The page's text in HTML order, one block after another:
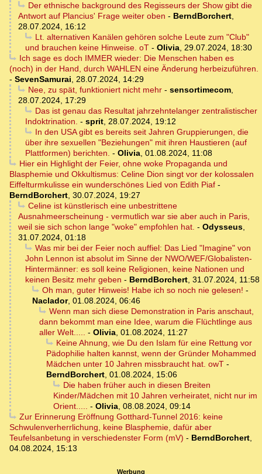
Der ethnische background des Regisseurs der Show gibt die
Antwort auf Plancius' Frage weiter oben - BerndBorchert,
28.07.2024, 16:12
Lt. alternativen Kanälen gehören solche Leute zum "Club"
und brauchen keine Hinweise. oT - Olivia, 29.07.2024, 18:30
Ich sage es doch IMMER wieder: Die Menschen haben es
(noch) in der Hand, durch WAHLEN eine Änderung herbeizuführen.
- SevenSamurai, 28.07.2024, 14:29
Nee, zu spät, funktioniert nicht mehr- sensortimecom,
28.07.2024, 17:29
Das ist genau das Resultat jahrzehntelanger zentralistischer
Indoktrination. - sprit, 28.07.2024, 19:12
In den USA gibt es bereits seit Jahren Gruppierungen, die
über ihre sexuellen "Beziehungen" mit ihren Haustieren (auf
Plattformen) berichten. - Olivia, 01.08.2024, 11:08
Hier ein Highlight der Feier, ohne woke Propaganda und
Blasphemie und Okkultismus: Celine Dion singt vor der kolossalen
Eiffelturmkulisse ein wunderschönes Lied von Edith Piaf -
BerndBorchert, 30.07.2024, 19:27
Celine ist künstlerisch eine unbestrittene
Ausnahmeerscheinung - vermutlich war sie aber auch in Paris,
weil sie sich schon lange "woke" empfohlen hat. - Odysseus,
31.07.2024, 01:18
Was mir bei der Feier noch auffiel: Das Lied "Imagine" von
John Lennon ist absolut im Sinne der NWO/WEF/Globalisten-
Hintermänner: es soll keine Religionen, keine Nationen und
keinen Besitz mehr geben - BerndBorchert, 31.07.2024, 11:58
Oh man, guter Hinweis! Habe ich so noch nie gelesen! -
Naclador, 01.08.2024, 06:46
Wenn man sich diese Demonstration in Paris anschaut,
dann bekommt man eine Idee, warum die Flüchtlinge aus
aller Welt..... - Olivia, 01.08.2024, 11:27
Keine Ahnung, wie Du den Islam für eine Rettung vor
Pädophilie halten kannst, wenn der Gründer Mohammed
Mädchen unter 10 Jahren missbraucht hat. owT -
BerndBorchert, 01.08.2024, 15:06
Die haben früher auch in diesen Breiten
Kinder/Mädchen mit 10 Jahren verheiratet, nicht nur im
Orient..... - Olivia, 08.08.2024, 09:14
Zur Erinnerung Eröffnung Gotthard-Tunnel 2016: keine
Schwulenverherrlichung, keine Blasphemie, dafür aber
Teufelsanbetung in verschiedenster Form (mV) - BerndBorchert,
04.08.2024, 15:13
Werbung